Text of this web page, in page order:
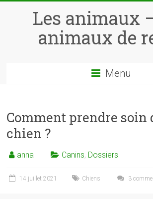
Les animaux
animaux de
Menu
Comment prendre soin
chien ?
anna Canins, Dossiers
14 juillet 2021 Chiens 3